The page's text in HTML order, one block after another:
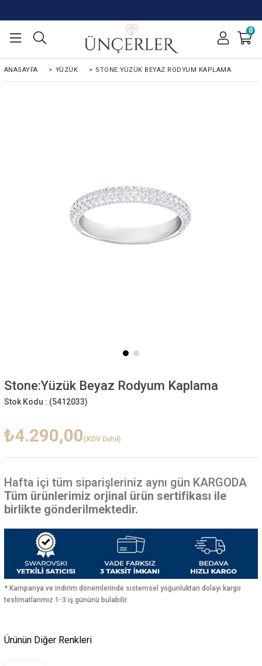
0
ANASAYFA > YÜZÜK > STONE:YÜZÜK BEYAZ RODYUM KAPLAMA
Stone:Yüzük Beyaz Rodyum Kaplama
Stok Kodu : (5412033)
₺4.290,00 (KDV Dahil)
Hafta içi tüm siparişleriniz aynı gün KARGODA
Tüm ürünlerimiz orjinal ürün sertifikası ile
birlikte gönderilmektedir.
* Kampanya ve indirim dönemlerinde sistemsel yoğunluktan dolayı kargo
teslimatlarımız 1-3 iş gününü bulabilir.
Ürünün Diğer Renkleri